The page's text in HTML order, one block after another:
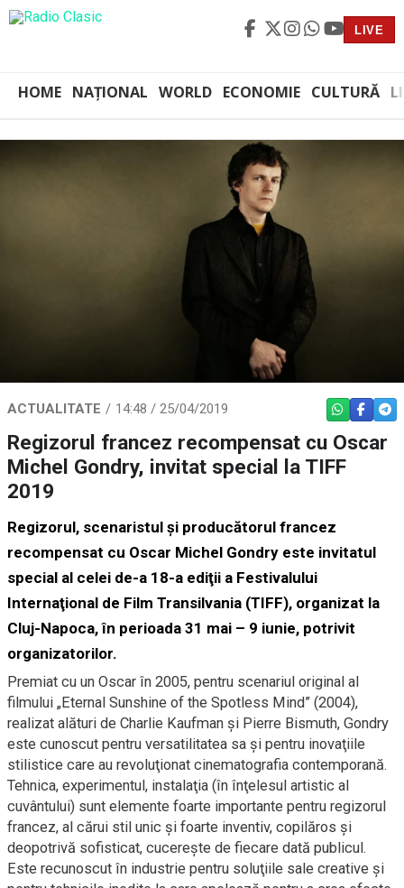
LIVE
HOME NAȚIONAL WORLD ECONOMIE CULTURĂ
ACTUALITATE 14:48 / 25/04/2019 WHATSAPP
Regizorul francez recompensat cu Oscar
Michel Gondry, invitat special la TIFF
2019
Regizorul, scenaristul şi producătorul francez
recompensat cu Oscar Michel Gondry este invitatul
special al celei de-a 18-a ediţii a Festivalului
Internaţional de Film Transilvania (TIFF), organizat la
Cluj-Napoca, în perioada 31 mai – 9 iunie, potrivit
organizatorilor.
Premiat cu un Oscar în 2005, pentru scenariul original al
filmului „Eternal Sunshine of the Spotless Mind” (2004),
realizat alături de Charlie Kaufman şi Pierre Bismuth, Gondry
este cunoscut pentru versatilitatea sa şi pentru inovaţiile
stilistice care au revoluţionat cinematografia contemporană.
Tehnica, experimentul, instalaţia (în înţelesul artistic al
cuvântului) sunt elemente foarte importante pentru regizorul
francez, al cărui stil unic şi foarte inventiv, copilăros şi
deopotrivă sofisticat, cucereşte de fiecare dată publicul.
Este recunoscut în industrie pentru soluţiile sale creative şi